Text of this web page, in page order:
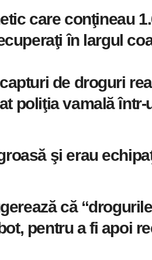
care conţineau
în largul
de droguri
poliţia vamală într-
şi erau
că
pentru a fi apoi